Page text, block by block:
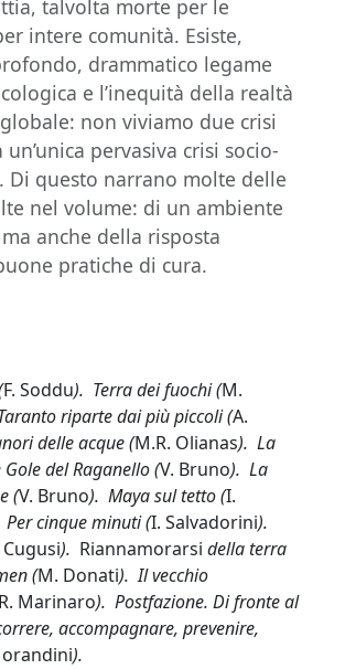
talvolta morte per le
intere comunità. Esiste,
drammatico legame
e l’inequità della realtà
non viviamo due crisi
pervasiva crisi socio-
Di questo narrano molte delle
nel volume: di un ambiente
anche della risposta
pratiche di cura.
F. Soddu). Terra dei fuochi (M.
riparte dai più piccoli (A.
delle acque (M.R. Olianas). La
del Raganello (V. Bruno). La
(V. Bruno). Maya sul tetto (I.
cinque minuti (I. Salvadorini).
Cugusi). Riannamorarsi della terra
(M. Donati). Il vecchio
Marinaro). Postfazione. Di fronte al
accompagnare, prevenire,
).